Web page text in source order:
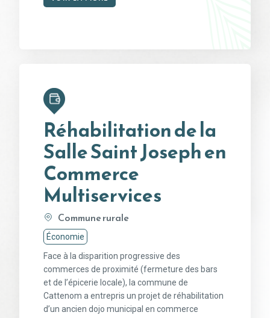
Réhabilitation de la
Salle Saint Joseph en
Commerce
Multiservices
Commune rurale
Économie
Face à la disparition progressive des
commerces de proximité (fermeture des bars
et de l’épicerie locale), la commune de
Cattenom a entrepris un projet de réhabilitation
d’un ancien dojo municipal en commerce